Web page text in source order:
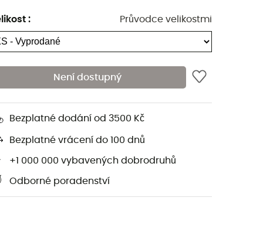
: Průvodce velikostmi
Není dostupný
Bezplatné dodání od 3500 Kč
Bezplatné vrácení do 100 dnů
+1 000 000 vybavených dobrodruhů
Odborné poradenství